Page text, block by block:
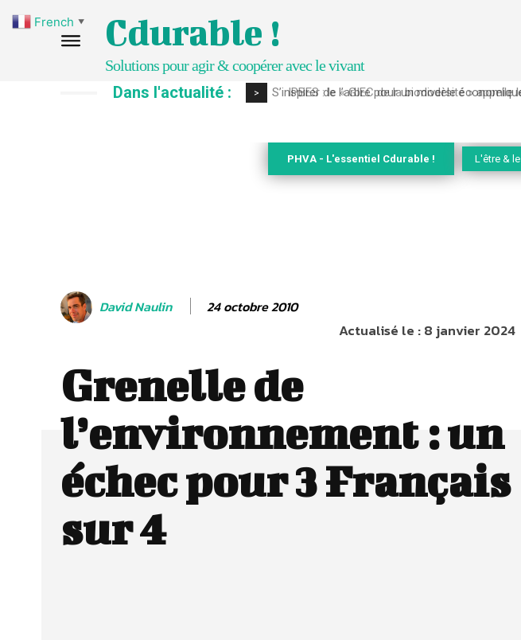
Cdurable !
Solutions pour agir & coopérer avec le vivant
Dans l'actualité : > IPBES : le « GIEC de la biodiversité » appelle
PHVA - L'essentiel Cdurable ! L'être &
David Naulin 24 octobre 2010
Actualisé le :8 janvier 2024
Grenelle de
l’environnement : un
échec pour 3 Français
sur 4
French ▼